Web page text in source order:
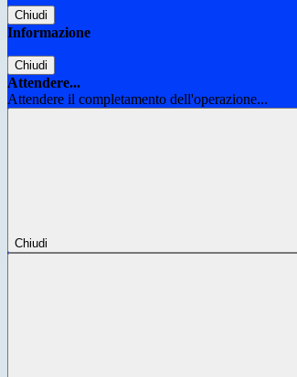
Chiudi
Informazione
Chiudi
Attendere...
Attendere il completamento dell'operazione...
Chiudi